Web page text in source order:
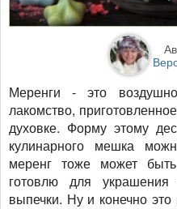
Меренги - это
лакомство,
духовке. Форму этому
кулинарного мешка
меренг тоже может
готовлю для
выпечки. Ну и конечно